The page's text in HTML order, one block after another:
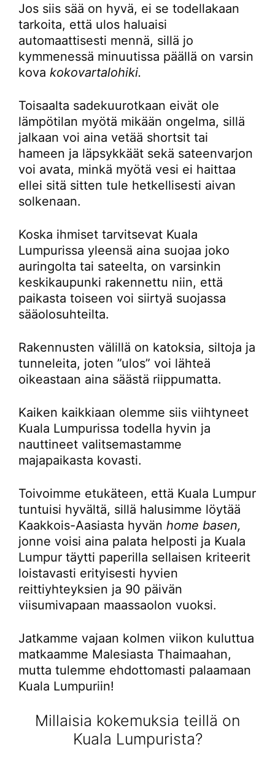
Jos siis sää on hyvä, ei se todellakaan
tarkoita, että ulos haluaisi
automaattisesti mennä, sillä jo
kymmenessä minuutissa päällä on varsin
kova kokovartalohiki.
Toisaalta sadekuurotkaan eivät ole
lämpötilan myötä mikään ongelma, sillä
jalkaan voi aina vetää shortsit tai
hameen ja läpsykkäät sekä sateenvarjon
voi avata, minkä myötä vesi ei haittaa
ellei sitä sitten tule hetkellisesti aivan
solkenaan.
Koska ihmiset tarvitsevat Kuala
Lumpurissa yleensä aina suojaa joko
auringolta tai sateelta, on varsinkin
keskikaupunki rakennettu niin, että
paikasta toiseen voi siirtyä suojassa
sääolosuhteilta.
Rakennusten välillä on katoksia, siltoja ja
tunneleita, joten ”ulos” voi lähteä
oikeastaan aina säästä riippumatta.
Kaiken kaikkiaan olemme siis viihtyneet
Kuala Lumpurissa todella hyvin ja
nauttineet valitsemastamme
majapaikasta kovasti.
Toivoimme etukäteen, että Kuala Lumpur
tuntuisi hyvältä, sillä halusimme löytää
Kaakkois-Aasiasta hyvän home basen,
jonne voisi aina palata helposti ja Kuala
Lumpur täytti paperilla sellaisen kriteerit
loistavasti erityisesti hyvien
reittiyhteyksien ja 90 päivän
viisumivapaan maassaolon vuoksi.
Jatkamme vajaan kolmen viikon kuluttua
matkaamme Malesiasta Thaimaahan,
mutta tulemme ehdottomasti palaamaan
Kuala Lumpuriin!
Millaisia kokemuksia teillä on
Kuala Lumpurista?